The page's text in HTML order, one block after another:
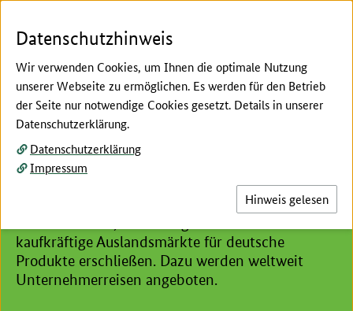
Hier beginnt der Hauptinhalt dieser Seite
Unternehmerreisen des
BMLEH
Das Förderprogramm des Bundesministerium für
kaufkräftige Auslandsmärkte für deutsche
Produkte erschließen. Dazu werden weltweit
Unternehmerreisen angeboten.
Datenschutzhinweis
Wir verwenden Cookies, um Ihnen die optimale Nutzung
unserer Webseite zu ermöglichen. Es werden für den Betrieb
der Seite nur notwendige Cookies gesetzt. Details in unserer
Datenschutzerklärung.
Datenschutzerklärung
Impressum
Hinweis gelesen